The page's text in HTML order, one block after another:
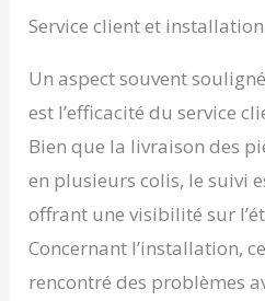
Service client et installation
Un aspect souvent
est l’efficacité du service
Bien que la livraison des
en plusieurs colis, le suivi
offrant une visibilité sur
Concernant l’installation,
rencontré des problèmes